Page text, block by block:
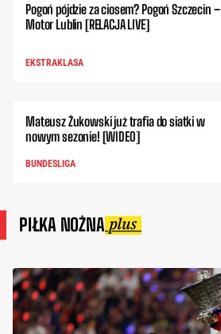
Pogoń pójdzie za ciosem? Pogoń Szczecin –
Motor Lublin [RELACJA LIVE]
EKSTRAKLASA
Mateusz Żukowski już trafia do siatki w
nowym sezonie! [WIDEO]
BUNDESLIGA
PIŁKA NOŻNA